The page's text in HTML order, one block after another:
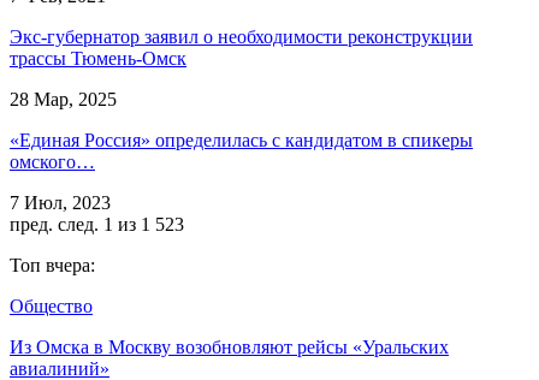
Экс-губернатор заявил о необходимости реконструкции
трассы Тюмень-Омск
28 Мар, 2025
«Единая Россия» определилась с кандидатом в спикеры
омского…
7 Июл, 2023
пред. след. 1 из 1 523
Топ вчера:
Общество
Из Омска в Москву возобновляют рейсы «Уральских
авиалиний»